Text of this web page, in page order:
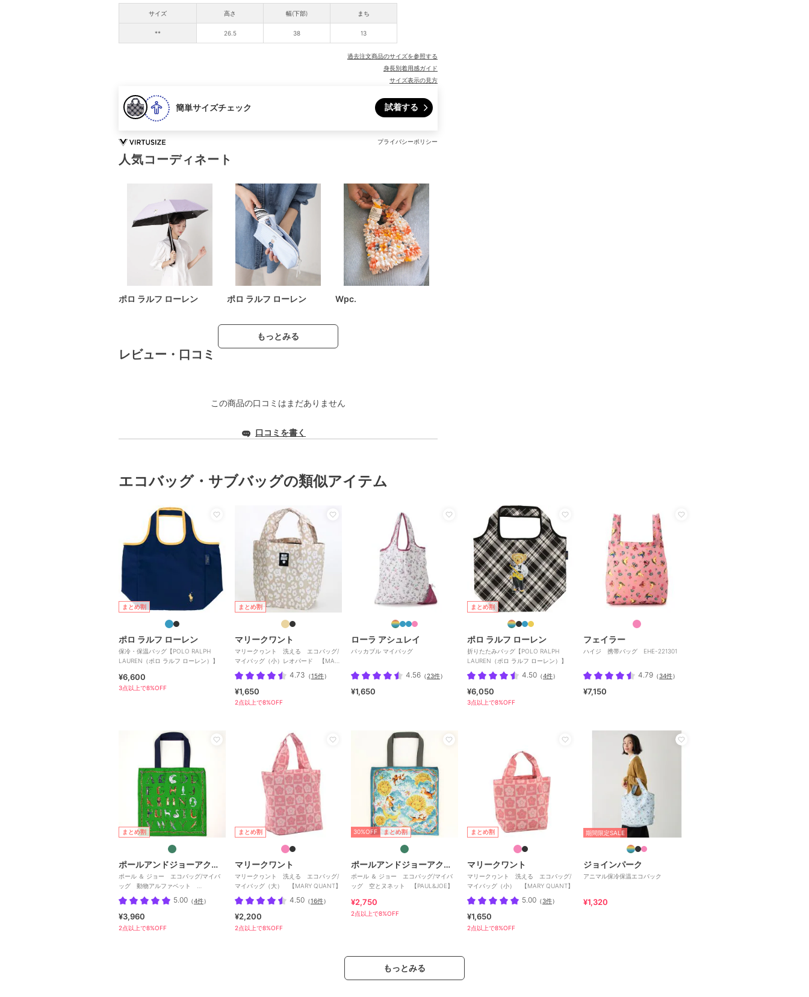
サイズ
**
高さ 幅(下部) まち
26.5 38 13
過去注文商品のサイズを参照する
身長別着用感ガイド
サイズ表示の見方
簡単サイズチェック 試着する
プライバシーポリシー
人気コーディネート
ポロ ラルフ ローレン ポロ ラルフ ローレン Wpc.
もっとみる
レビュー・口コミ
この商品の口コミはまだありません
口コミを書く
エコバッグ・サブバッグの類似アイテム
まとめ割
ポロ ラルフ ローレン
保冷・保温バッグ【POLO RALPH
LAUREN（ポロ ラルフ ローレン）】
¥6,600
3点以上で8%OFF
まとめ割
マリークワント
マリークヮント 洗える エコバッグ/
マイバッグ（小）レオパード 【MARY
QUANT】
4.73 （15件）
¥1,650
2点以上で8%OFF
ローラ アシュレイ
パッカブル マイバッグ
4.56 （23件）
¥1,650
まとめ割
ポロ ラルフ ローレン
折りたたみバッグ【POLO RALPH
LAUREN（ポロ ラルフ ローレン）】
4.50 （4件）
¥6,050
3点以上で8%OFF
フェイラー
ハイジ 携帯バッグ EHE-221301
4.79 （34件）
¥7,150
まとめ割
ポールアンドジョーアクセソワ
ポール ＆ ジョー エコバッグ/マイバ
ッグ 動物アルファベット
【PAUL&JOE】
5.00 （4件）
¥3,960
2点以上で8%OFF
まとめ割
マリークワント
マリークヮント 洗える エコバッグ/
マイバッグ（大） 【MARY QUANT】
4.50 （16件）
¥2,200
2点以上で8%OFF
30%OFF まとめ割
ポールアンドジョーアクセソワ
ポール ＆ ジョー エコバッグ/マイバ
ッグ 空とヌネット 【PAUL&JOE】
¥2,750
2点以上で8%OFF
まとめ割
マリークワント
マリークヮント 洗える エコバッグ/
マイバッグ（小） 【MARY QUANT】
5.00 （3件）
¥1,650
2点以上で8%OFF
期間限定SALE
ジョインパーク
アニマル保冷保温エコバック
¥1,320
もっとみる